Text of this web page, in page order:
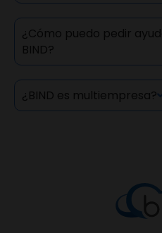
¿Cómo puedo pedir
BIND?
¿BIND es multiempresa?